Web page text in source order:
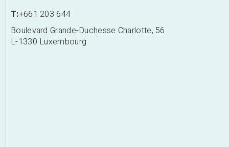
T:+661 203 644
Boulevard Grande-Duchesse Charlotte, 56
L-1330 Luxembourg